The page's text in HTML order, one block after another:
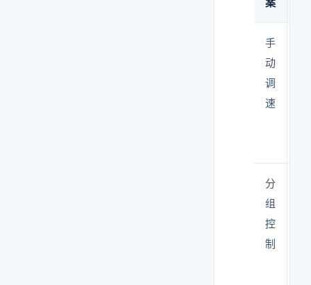
手
动
调
速
分
组
控
制